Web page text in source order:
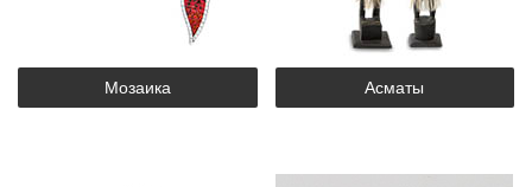
Мозаика Асматы